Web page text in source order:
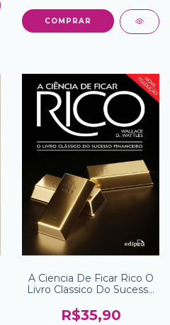
A Ciencia De Ficar Rico O
Livro Classico Do Sucesso
R$35,90